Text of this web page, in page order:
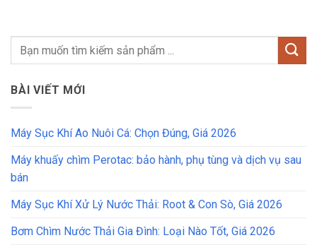
BÀI VIẾT MỚI
Máy Sục Khí Ao Nuôi Cá: Chọn Đúng, Giá 2026
Máy khuấy chìm Perotac: bảo hành, phụ tùng và dịch vụ sau
bán
Máy Sục Khí Xử Lý Nước Thải: Root & Con Sò, Giá 2026
Bơm Chìm Nước Thải Gia Đình: Loại Nào Tốt, Giá 2026